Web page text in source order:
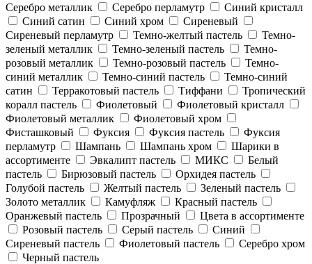
Серебро металлик
Серебро перламутр
Синий кристалл
Синий сатин
Синий хром
Сиреневый
Сиреневый перламутр
Темно-желтый пастель
Темно-
зеленый металлик
Темно-зеленый пастель
Темно-
розовый металлик
Темно-розовый пастель
Темно-
синий металлик
Темно-синий пастель
Темно-синий
сатин
Терракотовый пастель Тиффани
Тропический
коралл пастель
Фиолетовый
Фиолетовый кристалл
Фиолетовый металлик
Фиолетовый хром
Фисташковый
Фуксия Фуксия пастель
Фуксия
перламутр
Шампань Шампань хром
Шарики в
ассортименте
Эвкалипт пастель МИКС
Белый
пастель
Бирюзовый пастель
Орхидея пастель
Голубой пастель
Желтый пастель
Зеленый пастель
Золото металлик
Камуфляж
Красный пастель
Оранжевый пастель
Прозрачный
Цвета в ассортименте
Розовый пастель
Серый пастель
Синий
Сиреневый пастель
Фиолетовый пастель
Серебро хром
Черный пастель